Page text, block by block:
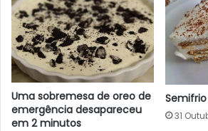
Uma sobremesa de oreo de
emergência desapareceu
em 2 minutos
31